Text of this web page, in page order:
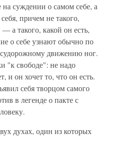
суждении о самом себе, а
причем не такого,
а такого, какой он есть,
о себе узнают обычно по
движению ног.
"к свободе": не надо
и он хочет то, что он есть.
себя творцом самого
в легенде о пакте с
духах, один из которых